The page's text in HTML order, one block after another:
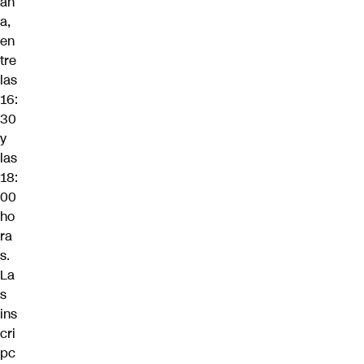
a,
en
tre
las
16:
30
y
las
18:
00
ho
ra
s.
La
s
ins
cri
pc